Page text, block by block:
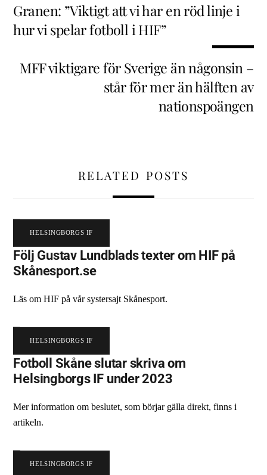
Granen: ”Viktigt att vi har en röd linje i
hur vi spelar fotboll i HIF”
MFF viktigare för Sverige än någonsin –
står för mer än hälften av
nationspoängen
RELATED POSTS
HELSINGBORGS IF
Följ Gustav Lundblads texter om HIF på
Skånesport.se
Läs om HIF på vår systersajt Skånesport.
HELSINGBORGS IF
Fotboll Skåne slutar skriva om
Helsingborgs IF under 2023
Mer information om beslutet, som börjar gälla direkt, finns i
artikeln.
HELSINGBORGS IF